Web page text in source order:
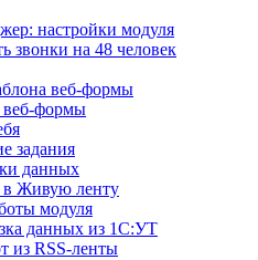
настройки модуля
звонки на 48 человек
веб-формы
формы
задания
данных
Живую ленту
модуля
данных из 1С:УТ
из RSS-ленты